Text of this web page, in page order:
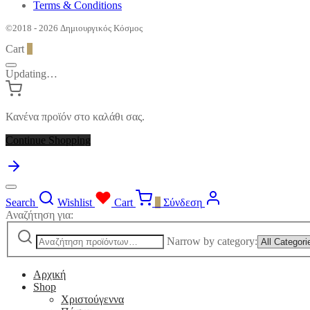
Terms & Conditions
©2018 - 2026 Δημιουργικός Κόσμος
Cart
Updating…
Κανένα προϊόν στο καλάθι σας.
Continue Shopping
Search Wishlist Cart
Σύνδεση
Αναζήτηση για:
Narrow by category:
Αρχική
Shop
Χριστούγεννα